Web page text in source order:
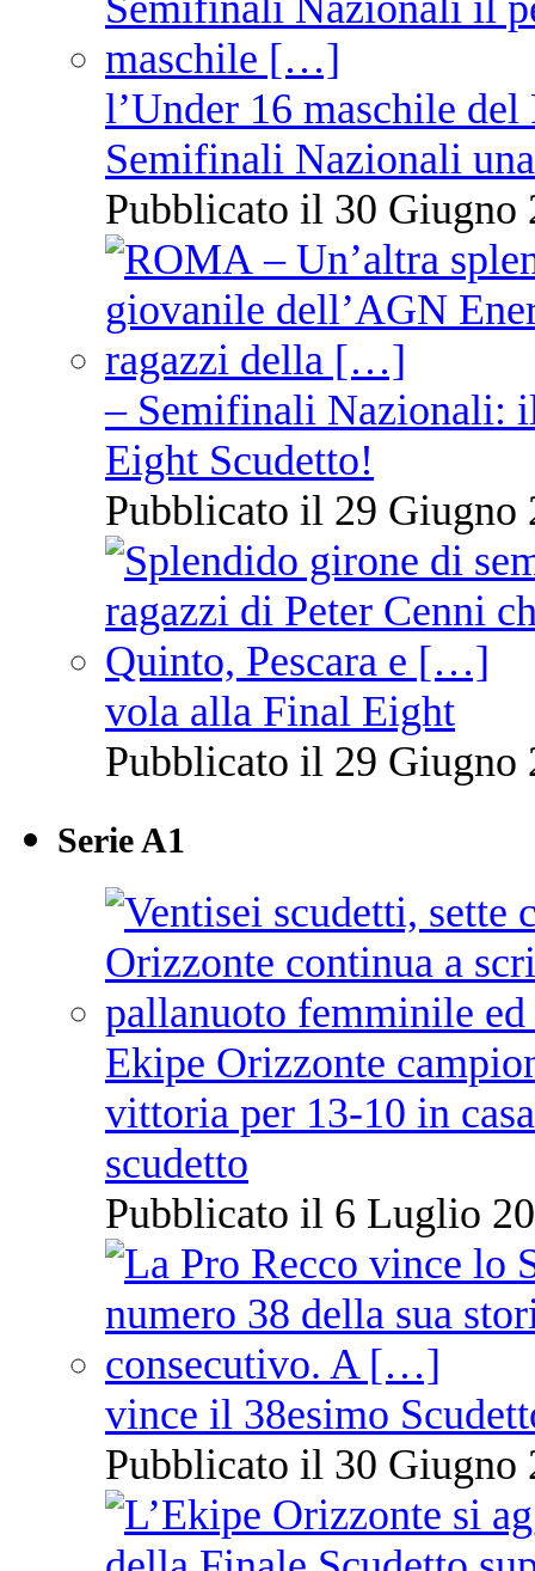
l’Under 16 maschile
Semifinali Nazionali
Pubblicato il 30 Giugno
– Semifinali Nazionali:
Eight Scudetto!
Pubblicato il 29 Giugno
vola alla Final Eight
Pubblicato il 29 Giugno
Serie A1
Ekipe Orizzonte
vittoria per 13-10 in
scudetto
Pubblicato il 6 Luglio
vince il 38esimo
Pubblicato il 30 Giugno